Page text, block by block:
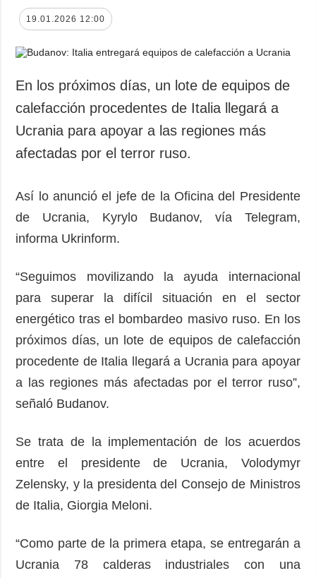
19.01.2026 12:00
En los próximos días, un lote de equipos de
calefacción procedentes de Italia llegará a
Ucrania para apoyar a las regiones más
afectadas por el terror ruso.
Así lo anunció el jefe de la Oficina del Presidente
de Ucrania, Kyrylo Budanov, vía Telegram,
informa Ukrinform.
“Seguimos movilizando la ayuda internacional
para superar la difícil situación en el sector
energético tras el bombardeo masivo ruso. En los
próximos días, un lote de equipos de calefacción
procedente de Italia llegará a Ucrania para apoyar
a las regiones más afectadas por el terror ruso”,
señaló Budanov.
Se trata de la implementación de los acuerdos
entre el presidente de Ucrania, Volodymyr
Zelensky, y la presidenta del Consejo de Ministros
de Italia, Giorgia Meloni.
“Como parte de la primera etapa, se entregarán a
Ucrania 78 calderas industriales con una